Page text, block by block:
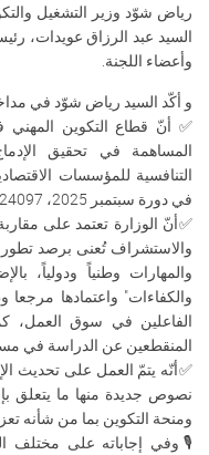
رياض شوّد وزير التشغيل
السيد عبد الرزاق عويدات،
وأعضاء اللجنة.
و أكّد السيد رياض شوّد في
✅ أنّ قطاع التكوين المهني
المساهمة في تحقيق
التنافسية للمؤسسات
في دورة سبتمبر 2025، 24097 موطن تكوين،
✅أنّ الوزارة تعتمد على
والاستشراف تُعنى برصد
والمهارات وطنياً ودولياً،
والكفاءات" واعتمادها
الفاعلين في سوق العمل،
المنقطعين عن الدراسة في
✅أنّه يتمّ العمل على تحديث
نصوص جديدة منها ما يتعلق
ومنحة التكوين بما من شأنه
🎙وفي إجاباته على مختلف